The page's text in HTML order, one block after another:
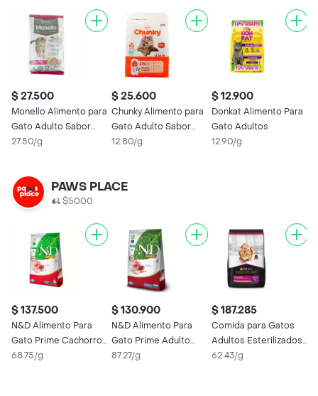
$ 27.500
Monello Alimento para
Gato Adulto Sabor
Salmón
27.50/g
$ 25.600
Chunky Alimento para
Gato Adulto Sabor
Cordero y Salmón
12.80/g
$ 12.900
Donkat Alimento Para
Gato Adultos
12.90/g
PAWS PLACE
$5000
$ 137.500
N&D Alimento Para
Gato Prime Cachorro
Pollo
68.75/g
$ 130.900
N&D Alimento Para
Gato Prime Adulto
Castrado Pollo
87.27/g
$ 187.285
Comida para Gatos
Adultos Esterilizados
Purina Pro Plan x 3 kg
62.43/g